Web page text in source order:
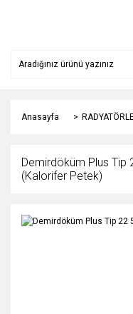
Anasayfa
Demirdöküm Plus Tip
(Kalorifer Petek)